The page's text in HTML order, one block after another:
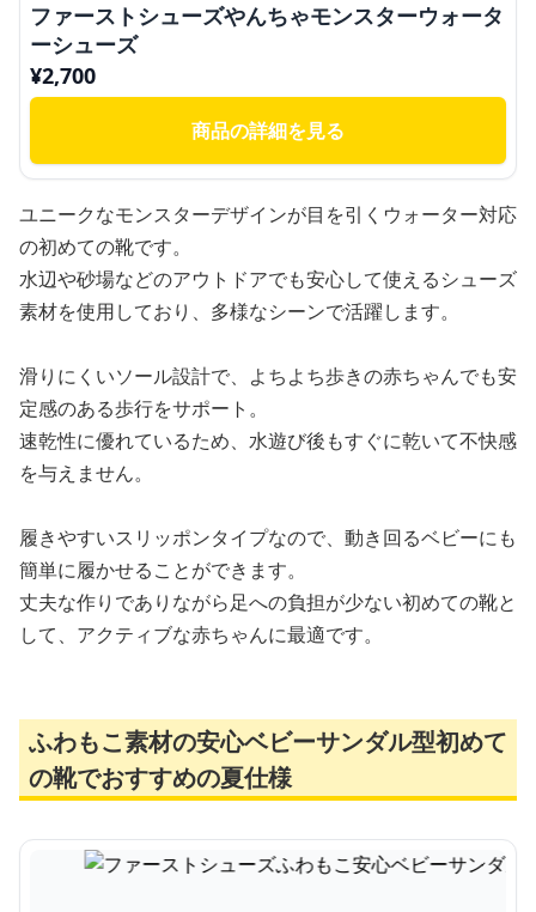
ファーストシューズやんちゃモンスターウォータ
ーシューズ
¥2,700
商品の詳細を見る
ユニークなモンスターデザインが目を引くウォーター対応
の初めての靴です。
水辺や砂場などのアウトドアでも安心して使えるシューズ
素材を使用しており、多様なシーンで活躍します。
滑りにくいソール設計で、よちよち歩きの赤ちゃんでも安
定感のある歩行をサポート。
速乾性に優れているため、水遊び後もすぐに乾いて不快感
を与えません。
履きやすいスリッポンタイプなので、動き回るベビーにも
簡単に履かせることができます。
丈夫な作りでありながら足への負担が少ない初めての靴と
して、アクティブな赤ちゃんに最適です。
ふわもこ素材の安心ベビーサンダル型初めて
の靴でおすすめの夏仕様